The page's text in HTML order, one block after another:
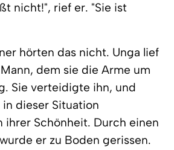
nicht!", rief er. "Sie ist
hörten das nicht. Unga lief
dem sie die Arme um
Sie verteidigte ihn, und
in dieser Situation
ihrer Schönheit. Durch einen
er zu Boden gerissen.